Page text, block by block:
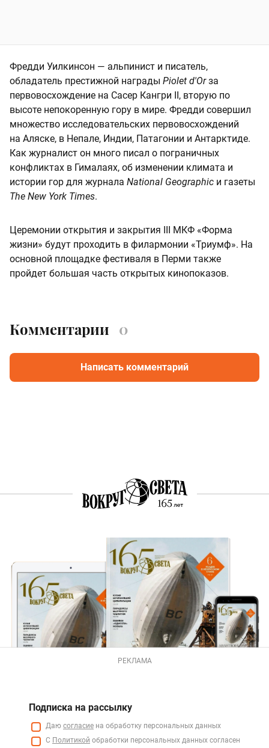
Фредди Уилкинсон — альпинист и писатель,
обладатель престижной награды Piolet d'Orза
первовосхождение на Сасер Кангри II, вторую по
высоте непокоренную гору в мире. Фредди совершил
множество исследовательских первовосхождений
на Аляске, в Непале, Индии, Патагонии и Антарктиде.
Как журналист он много писал о пограничных
конфликтах в Гималаях, об изменении климата и
истории гор для журнала National Geographic и газеты
The New York Times.
Церемонии открытия и закрытия III МКФ «Форма
жизни» будут проходить в филармонии «Триумф». На
основной площадке фестиваля в Перми также
пройдет большая часть открытых кинопоказов.
Комментарии 0
Написать комментарий
РЕКЛАМА
Подписка на рассылку
Даю согласие на обработку персональных данных
С Политикой обработки персональных данных согласен